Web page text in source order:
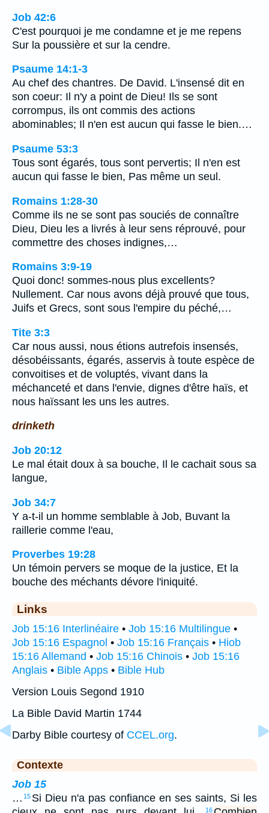
Job 42:6
C'est pourquoi je me condamne et je me repens
Sur la poussière et sur la cendre.
Psaume 14:1-3
Au chef des chantres. De David. L'insensé dit en
son coeur: Il n'y a point de Dieu! Ils se sont
corrompus, ils ont commis des actions
abominables; Il n'en est aucun qui fasse le bien.…
Psaume 53:3
Tous sont égarés, tous sont pervertis; Il n'en est
aucun qui fasse le bien, Pas même un seul.
Romains 1:28-30
Comme ils ne se sont pas souciés de connaître
Dieu, Dieu les a livrés à leur sens réprouvé, pour
commettre des choses indignes,…
Romains 3:9-19
Quoi donc! sommes-nous plus excellents?
Nullement. Car nous avons déjà prouvé que tous,
Juifs et Grecs, sont sous l'empire du péché,…
Tite 3:3
Car nous aussi, nous étions autrefois insensés,
désobéissants, égarés, asservis à toute espèce de
convoitises et de voluptés, vivant dans la
méchanceté et dans l'envie, dignes d'être haïs, et
nous haïssant les uns les autres.
drinketh
Job 20:12
Le mal était doux à sa bouche, Il le cachait sous sa
langue,
Job 34:7
Y a-t-il un homme semblable à Job, Buvant la
raillerie comme l'eau,
Proverbes 19:28
Un témoin pervers se moque de la justice, Et la
bouche des méchants dévore l'iniquité.
Links
Job 15:16 Interlinéaire • Job 15:16 Multilingue •
Job 15:16 Espagnol • Job 15:16 Français • Hiob
15:16 Allemand • Job 15:16 Chinois • Job 15:16
Anglais • Bible Apps • Bible Hub
Version Louis Segond 1910
La Bible David Martin 1744
Darby Bible courtesy of CCEL.org.
Contexte
Job 15
… 15 Si Dieu n'a pas confiance en ses saints, Si les
16